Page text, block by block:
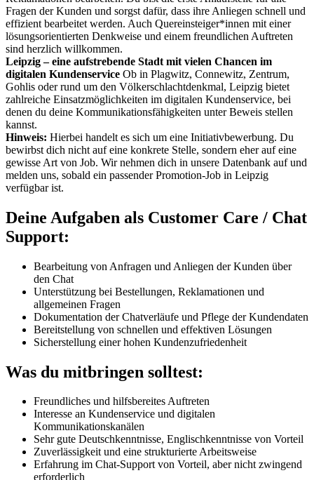
Fragen der Kunden und sorgst dafür, dass ihre Anliegen schnell und
effizient bearbeitet werden. Auch Quereinsteiger*innen mit einer
lösungsorientierten Denkweise und einem freundlichen Auftreten
sind herzlich willkommen.
Leipzig – eine aufstrebende Stadt mit vielen Chancen im
digitalen Kundenservice Ob in Plagwitz, Connewitz, Zentrum,
Gohlis oder rund um den Völkerschlachtdenkmal, Leipzig bietet
zahlreiche Einsatzmöglichkeiten im digitalen Kundenservice, bei
denen du deine Kommunikationsfähigkeiten unter Beweis stellen
kannst.
Hinweis: Hierbei handelt es sich um eine Initiativbewerbung. Du
bewirbst dich nicht auf eine konkrete Stelle, sondern eher auf eine
gewisse Art von Job. Wir nehmen dich in unsere Datenbank auf und
melden uns, sobald ein passender Promotion-Job in Leipzig
verfügbar ist.
Deine Aufgaben als Customer Care / Chat
Support:
Bearbeitung von Anfragen und Anliegen der Kunden über
den Chat
Unterstützung bei Bestellungen, Reklamationen und
allgemeinen Fragen
Dokumentation der Chatverläufe und Pflege der Kundendaten
Bereitstellung von schnellen und effektiven Lösungen
Sicherstellung einer hohen Kundenzufriedenheit
Was du mitbringen solltest:
Freundliches und hilfsbereites Auftreten
Interesse an Kundenservice und digitalen
Kommunikationskanälen
Sehr gute Deutschkenntnisse, Englischkenntnisse von Vorteil
Zuverlässigkeit und eine strukturierte Arbeitsweise
Erfahrung im Chat-Support von Vorteil, aber nicht zwingend
erforderlich